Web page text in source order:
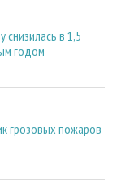
снизилась в 1,5
годом
грозовых пожаров